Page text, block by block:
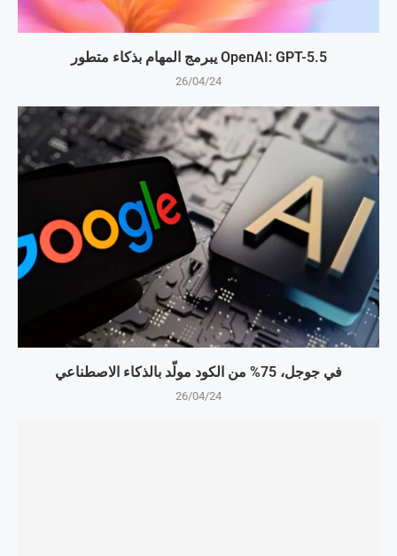
OpenAI: GPT-5.5 يبرمج المهام بذكاء متطور
26/04/24
في جوجل، 75% من الكود مولّد بالذكاء الاصطناعي
26/04/24